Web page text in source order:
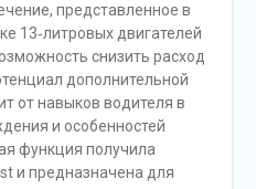
представленное в
13‑литровых двигателей
снизить расход
дополнительной
от навыков водителя в
и особенностей
функция получила
и предназначена для